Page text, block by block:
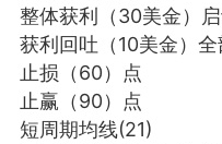
Lv.9 神隐会员
电脑端 趋势
整体获利（30美金）
获利回吐（10美金）全
止损（60）点
止赢（90）点
短周期均线(21)